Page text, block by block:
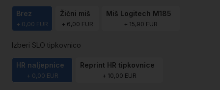
Brez
+ 0,00 EUR
Žični miš
+ 6,00 EUR
Miš Logitech M185
+ 15,90 EUR
Izberi SLO tipkovnico
HR naljepnice
+ 0,00 EUR
Reprint HR tipkovnice
+ 10,00 EUR